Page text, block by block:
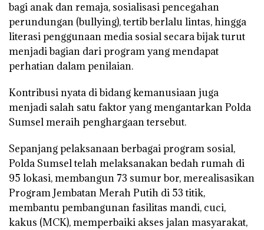
bagi anak dan remaja, sosialisasi pencegahan
perundungan (bullying), tertib berlalu lintas, hingga
literasi penggunaan media sosial secara bijak turut
menjadi bagian dari program yang mendapat
perhatian dalam penilaian.
Kontribusi nyata di bidang kemanusiaan juga
menjadi salah satu faktor yang mengantarkan Polda
Sumsel meraih penghargaan tersebut.
Sepanjang pelaksanaan berbagai program sosial,
Polda Sumsel telah melaksanakanbedah rumah di
95 lokasi, membangun 73 sumur bor, merealisasikan
Program Jembatan Merah Putih di 53 titik,
membantu pembangunan fasilitas mandi, cuci,
kakus (MCK), memperbaiki akses jalan masyarakat,